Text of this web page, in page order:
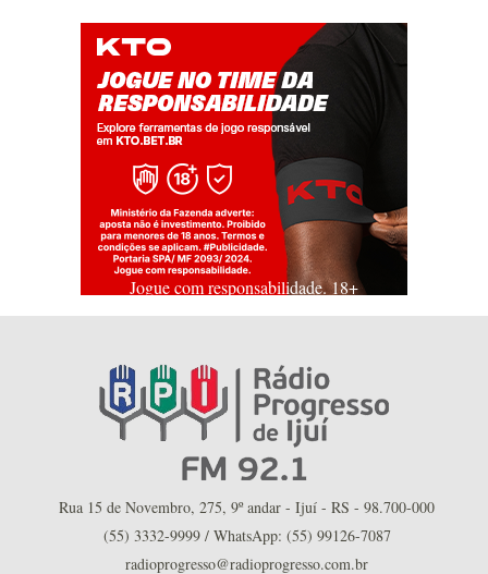
Jogue com responsabilidade. 18+
Rua 15 de Novembro, 275, 9º andar - Ijuí - RS - 98.700-000
(55) 3332-9999 / WhatsApp: (55) 99126-7087
radioprogresso@radioprogresso.com.br